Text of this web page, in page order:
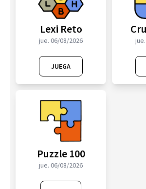
Lexi Reto
jue. 06/08/2026
JUEGA
Puzzle 100
jue. 06/08/2026